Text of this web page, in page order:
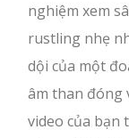
nghiệm xem
rustling nhẹ
dội của một
âm than đóng
video của bạn